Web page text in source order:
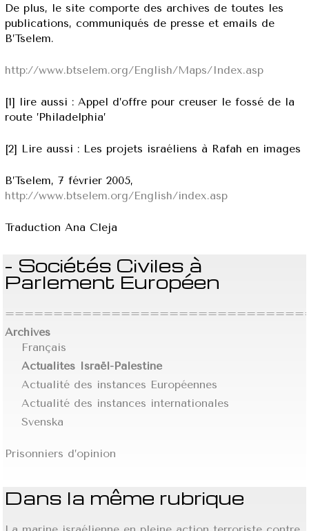
De plus, le site comporte des archives de toutes les
publications, communiqués de presse et emails de
B’Tselem.
http://www.btselem.org/English/Maps/Index.asp
[1] lire aussi : Appel d’offre pour creuser le fossé de la
route ’Philadelphia’
[2] Lire aussi : Les projets israéliens à Rafah en images
B’Tselem, 7 février 2005,
http://www.btselem.org/English/index.asp
Traduction Ana Cleja
- Sociétés Civiles à
Parlement Européen
Archives
Français
Actualités Israël-Palestine
Actualité des instances Européennes
Actualité des instances internationales
Svenska
Prisonniers d’opinion
Dans la même rubrique